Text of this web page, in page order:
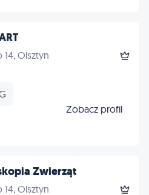
Olsztyn
Zobacz profil
Zwierząt
Olsztyn